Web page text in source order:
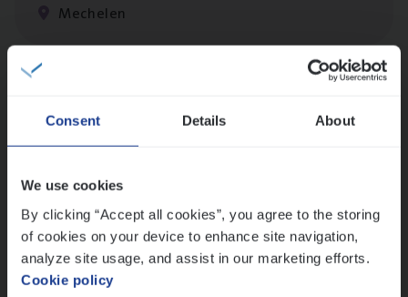
Consent Details About
We use cookies
By clicking “Accept all cookies”, you agree to the storing
of cookies on your device to enhance site navigation,
analyze site usage, and assist in our marketing efforts.
Cookie policy
Mechelen
Insurance Operations
Dos­sier­be­heer­der ver­ze­ke­rin­gen — Soci­al
Pro­fit en Public